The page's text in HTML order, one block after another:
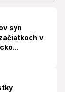
syn
v